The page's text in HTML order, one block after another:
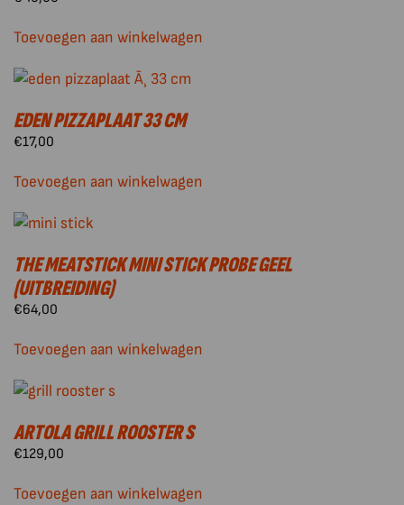
Toevoegen aan winkelwagen
EDEN PIZZAPLAAT 33 CM
€17,00
Toevoegen aan winkelwagen
THE MEATSTICK MINI STICK PROBE GEEL
(UITBREIDING)
€64,00
Toevoegen aan winkelwagen
ARTOLA GRILL ROOSTER S
€129,00
Toevoegen aan winkelwagen